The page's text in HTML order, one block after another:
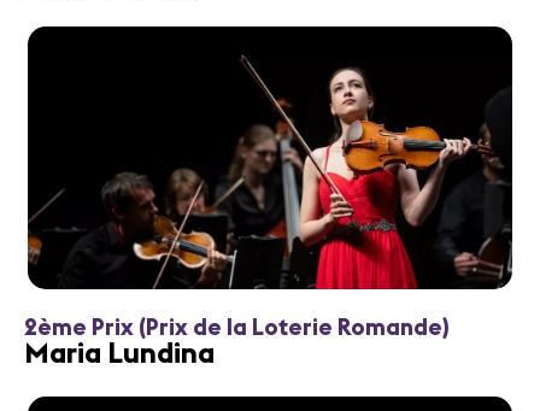
2ème Prix (Prix de la Loterie Romande)
Maria Lundina